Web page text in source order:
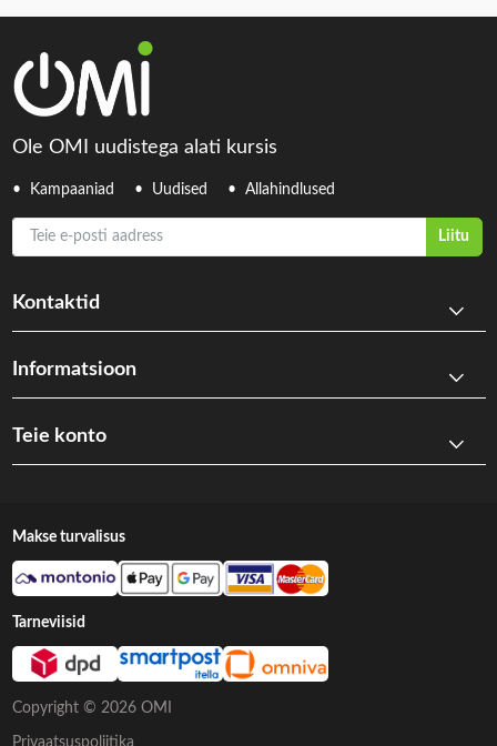
Ole OMI uudistega alati kursis
Kampaaniad Uudised Allahindlused
Teie e-posti aadress
Liitu
Kontaktid
Informatsioon
Teie konto
Copyright © 2026 OMI
Privaatsuspoliitika
Makse turvalisus
Tarneviisid